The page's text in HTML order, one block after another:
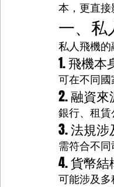
本，更直接
一、私
私人飛機的
1. 飛機本
可在不同國
2. 融資來
銀行、租賃
3. 法規涉
需符合不同
4. 貨幣
可能涉及多